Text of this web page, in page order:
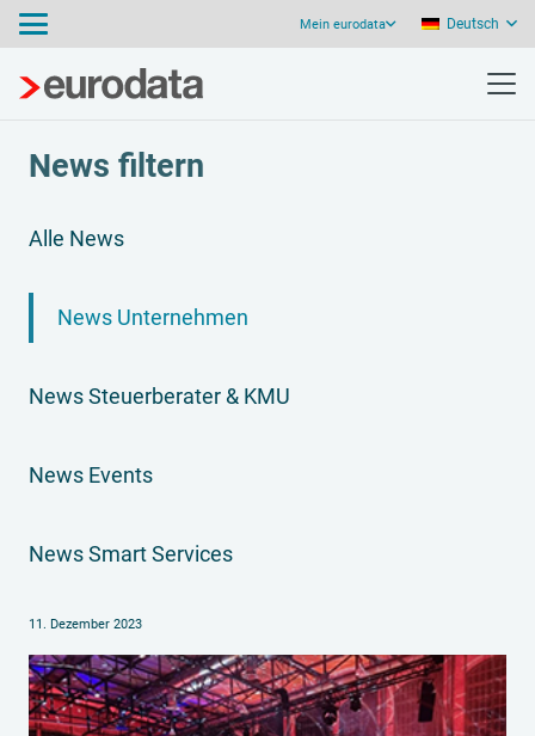
Mein eurodata Deutsch
News filtern
Alle News
News Unternehmen
News Steuerberater & KMU
News Events
News Smart Services
11. Dezember 2023